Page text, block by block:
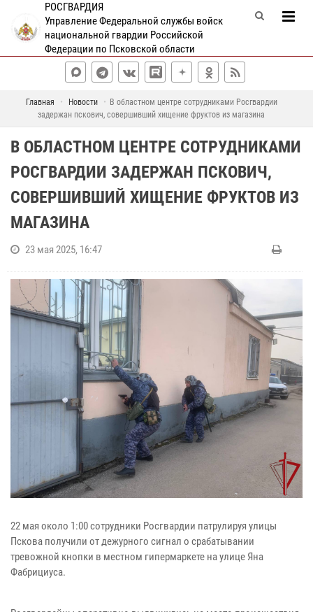
РОСГВАРДИЯ
Управление Федеральной службы войск
национальной гвардии Российской
Федерации по Псковской области
Главная Новости
В областном центре сотрудниками Росгвардии
задержан пскович, совершивший хищение фруктов из магазина
В ОБЛАСТНОМ ЦЕНТРЕ СОТРУДНИКАМИ
РОСГВАРДИИ ЗАДЕРЖАН ПСКОВИЧ,
СОВЕРШИВШИЙ ХИЩЕНИЕ ФРУКТОВ ИЗ
МАГАЗИНА
23 мая 2025, 16:47
22 мая около 1:00 сотрудники Росгвардии патрулируя улицы
Пскова получили от дежурного сигнал о срабатывании
тревожной кнопки в местном гипермаркете на улице Яна
Фабрициуса.